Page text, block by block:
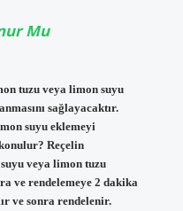
Mu
tuzu veya limon suyu
sağlayacaktır.
suyu eklemeyi
Reçelin
veya limon tuzu
ve rendelemeye 2 dakika
ve sonra rendelenir.